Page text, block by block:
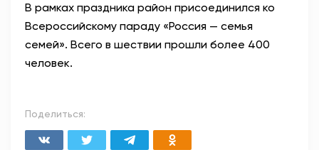
В рамках праздника район присоединился ко
Всероссийскому параду «Россия — семья
семей». Всего в шествии прошли более 400
человек.
Поделиться: